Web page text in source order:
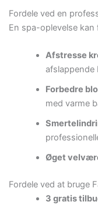
Fordele ved en
En spa-oplevelse
Afstresse
afslappende
Forbedre
med varme
Øget
Fordele ved at bruge
3 gratis